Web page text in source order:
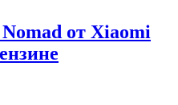
от Xiaomi